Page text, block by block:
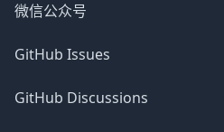
微信公众号
GitHub Issues
GitHub Discussions